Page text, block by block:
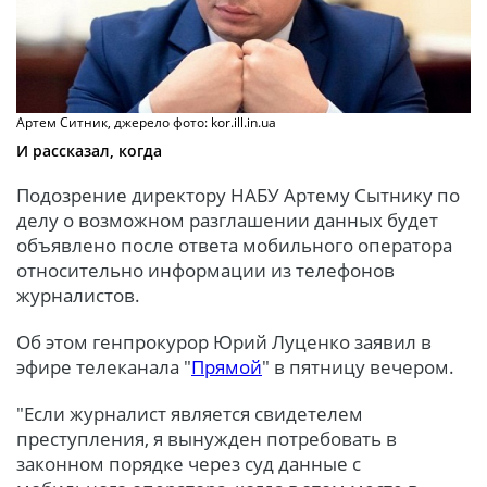
Артем Ситник, джерело фото: kor.ill.in.ua
И рассказал, когда
Подозрение директору НАБУ Артему Сытнику по
делу о возможном разглашении данных будет
объявлено после ответа мобильного оператора
относительно информации из телефонов
журналистов.
Об этом генпрокурор Юрий Луценко заявил в
эфире телеканала "Прямой" в пятницу вечером.
"Если журналист является свидетелем
преступления, я вынужден потребовать в
законном порядке через суд данные с